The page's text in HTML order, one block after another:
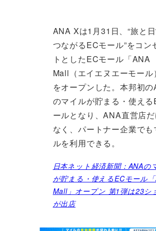
ANA Xは1月31日、“旅と
つながるECモール”をコン
トとしたECモール「ANA
Mall（エイエヌエーモール
をオープンした。本邦初
のマイルが貯まる・使える
ールとなり、ANA直営店
なく、パートナー企業でも
ルを利用できる。
日本ネット経済新聞：ANAの
が貯まる・使えるECモール
Mall」オープン 第1弾は23シ
が出店